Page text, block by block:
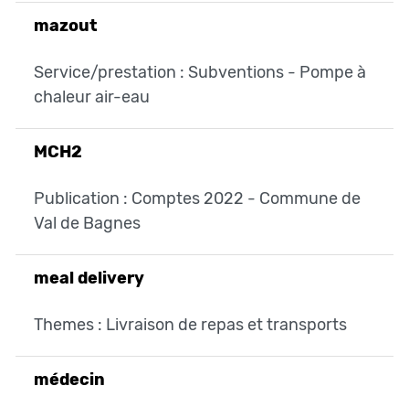
mazout
Service/prestation : Subventions - Pompe à
chaleur air-eau
MCH2
Publication : Comptes 2022 - Commune de
Val de Bagnes
meal delivery
Themes : Livraison de repas et transports
médecin